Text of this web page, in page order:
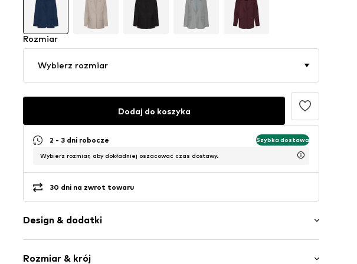
Rozmiar
Wybierz rozmiar
Dodaj do koszyka
2 - 3 dni robocze Szybka dostawa
Wybierz rozmiar, aby dokładniej oszacować czas dostawy.
30 dni na zwrot towaru
Design & dodatki
Proste zakończenie
Rozmiar & krój